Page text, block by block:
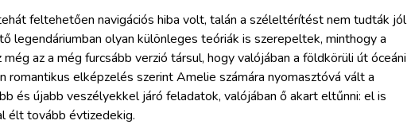
feltehetően navigációs hiba volt, talán a széleltérítést nem tudták jól
legendáriumban olyan különleges teóriák is szerepeltek, minthogy a
az a még furcsább verzió társul, hogy valójában a földkörüli út óceáni
romantikus elképzelés szerint Amelie számára nyomasztóvá vált a
és újabb veszélyekkel járó feladatok, valójában ő akart eltűnni: el is
élt tovább évtizedekig.